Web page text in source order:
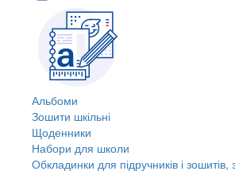
Альбоми
Зошити шкільні
Щоденники
Набори для школи
Обкладинки для підручників і зошитів,